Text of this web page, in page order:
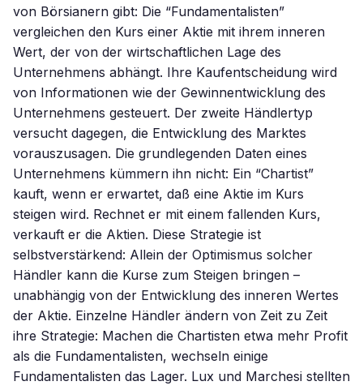
von Börsianern gibt: Die “Fundamentalisten”
vergleichen den Kurs einer Aktie mit ihrem inneren
Wert, der von der wirtschaftlichen Lage des
Unternehmens abhängt. Ihre Kaufentscheidung wird
von Informationen wie der Gewinnentwicklung des
Unternehmens gesteuert. Der zweite Händlertyp
versucht dagegen, die Entwicklung des Marktes
vorauszusagen. Die grundlegenden Daten eines
Unternehmens kümmern ihn nicht: Ein “Chartist”
kauft, wenn er erwartet, daß eine Aktie im Kurs
steigen wird. Rechnet er mit einem fallenden Kurs,
verkauft er die Aktien. Diese Strategie ist
selbstverstärkend: Allein der Optimismus solcher
Händler kann die Kurse zum Steigen bringen –
unabhängig von der Entwicklung des inneren Wertes
der Aktie. Einzelne Händler ändern von Zeit zu Zeit
ihre Strategie: Machen die Chartisten etwa mehr Profit
als die Fundamentalisten, wechseln einige
Fundamentalisten das Lager. Lux und Marchesi stellten